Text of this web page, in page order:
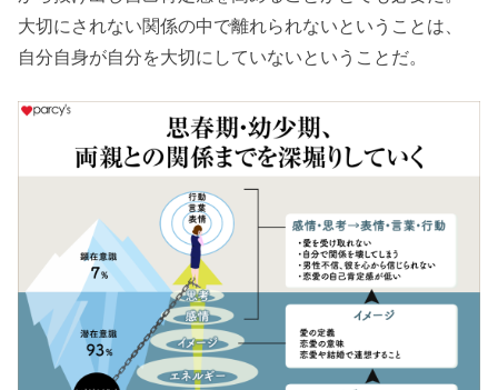
大切にされない関係の中で離れられないということは、
自分自身が自分を大切にしていないということだ。